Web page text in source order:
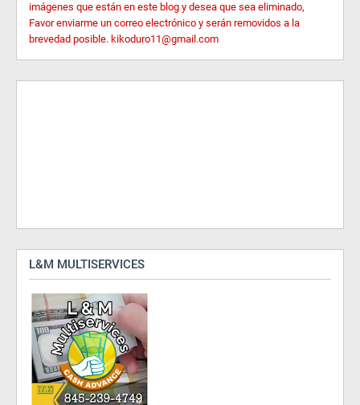
imágenes que están en este blog y desea que sea eliminado,
Favor enviarme un correo electrónico y serán removidos a la
brevedad posible. kikoduro11@gmail.com
L&M MULTISERVICES